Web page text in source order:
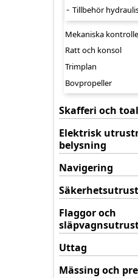
Tillbehör
Mekaniska
Ratt och konsol
Trimplan
Bovpropeller
Skafferi och
Elektrisk
belysning
Navigering
Flaggor och
Uttag
Mässing och